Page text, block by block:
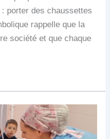
porter des chaussettes
rappelle que la
société et que chaque